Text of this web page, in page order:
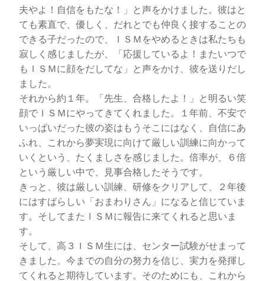
夫やよ！自信をもたな！」と声をかけました。彼はと
ても素直で、優しく、だれとでも仲良く接することの
できる子だったので、ＩＳＭをやめるときは私たちも
寂しく感じましたが、「応援しているよ！またいつで
もＩＳＭに顔をだしてな」と声をかけ、彼を送りだし
ました。
それから約１年。「先生、合格したよ！」と明るい笑
顔でＩＳＭにやってきてくれました。１年前、不安で
いっぱいだった彼の姿はもうそこにはなく、自信にあ
ふれ、これから夢実現に向けて厳しい訓練に向かって
いくという、たくましさを感じました。倍率が、６倍
という厳しい中で、見事合格したそうです。
きっと、彼は厳しい訓練、研修をクリアして、２年後
にはすばらしい「おまわりさん」になると信じていま
す。そしてまたＩＳＭに報告に来てくれると思いま
す。
そして、高３ＩＳＭ生には、センター試験がせまって
きました。今までの自分の努力を信じ、実力を発揮し
てくれると期待しています。そのためにも、これから